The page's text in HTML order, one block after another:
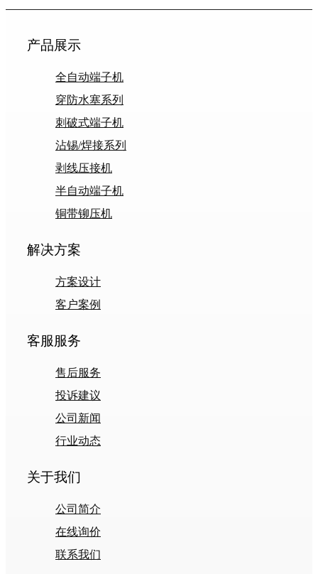
产品展示
全自动端子机
穿防水塞系列
刺破式端子机
沾锡/焊接系列
剥线压接机
半自动端子机
铜带铆压机
解决方案
方案设计
客户案例
客服服务
售后服务
投诉建议
公司新闻
行业动态
关于我们
公司简介
在线询价
联系我们